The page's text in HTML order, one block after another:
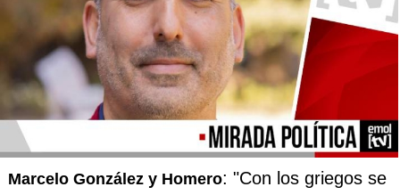
Marcelo González y Homero: "Con los griegos se